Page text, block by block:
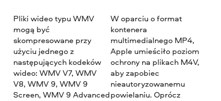
Pliki wideo typu WMV
mogą być
skompresowane przy
użyciu jednego z
następujących kodeków
wideo: WMV V7, WMV
V8, WMV 9, WMV 9
Screen, WMV 9 Advanced
W oparciu o format
kontenera
multimedialnego MP4,
Apple umieściło poziom
ochrony na plikach M4V,
aby zapobiec
nieautoryzowanemu
powielaniu. Oprócz